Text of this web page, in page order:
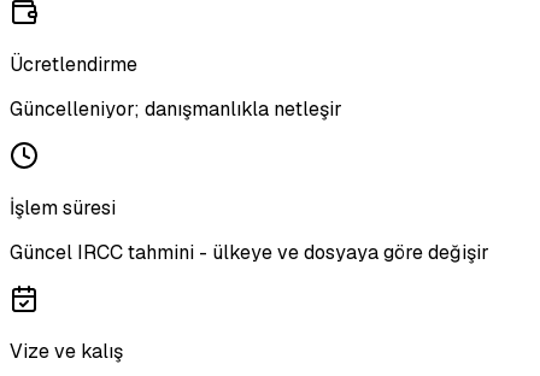
Ücretlendirme
Güncelleniyor; danışmanlıkla netleşir
İşlem süresi
Güncel IRCC tahmini - ülkeye ve dosyaya göre değişir
Vize ve kalış